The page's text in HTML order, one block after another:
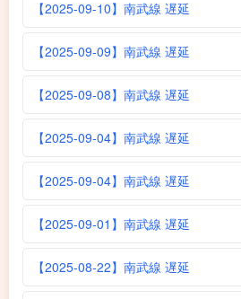
【2025-09-10】南武線 遅延
【2025-09-09】南武線 遅延
【2025-09-08】南武線 遅延
【2025-09-04】南武線 遅延
【2025-09-04】南武線 遅延
【2025-09-01】南武線 遅延
【2025-08-22】南武線 遅延